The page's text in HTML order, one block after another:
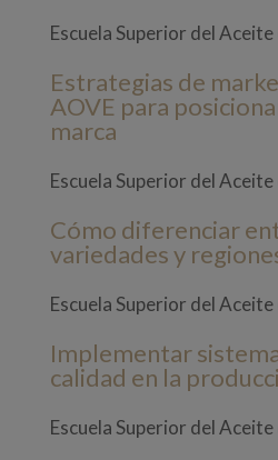
Escuela Superior del
Estrategias de
AOVE para
marca
Escuela Superior del
Cómo diferenciar
variedades y
Escuela Superior del
Implementar
calidad en la
Escuela Superior del